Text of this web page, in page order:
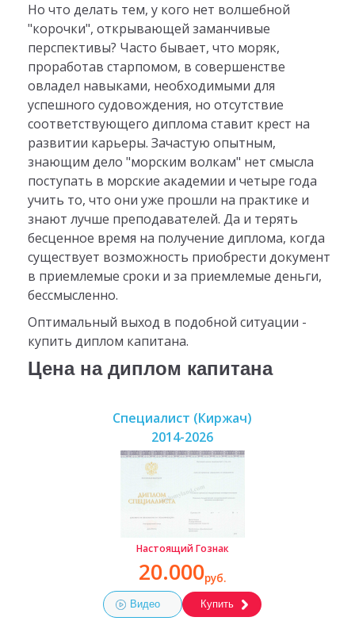
Но что делать тем, у кого нет волшебной
"корочки", открывающей заманчивые
перспективы? Часто бывает, что моряк,
проработав старпомом, в совершенстве
овладел навыками, необходимыми для
успешного судовождения, но отсутствие
соответствующего диплома ставит крест на
развитии карьеры. Зачастую опытным,
знающим дело "морским волкам" нет смысла
поступать в морские академии и четыре года
учить то, что они уже прошли на практике и
знают лучше преподавателей. Да и терять
бесценное время на получение диплома, когда
существует возможность приобрести документ
в приемлемые сроки и за приемлемые деньги,
бессмысленно.
Оптимальный выход в подобной ситуации -
купить диплом капитана.
Цена на диплом капитана
Специалист (Киржач)
2014-2026
Настоящий Гознак
20.000руб.
Видео Купить